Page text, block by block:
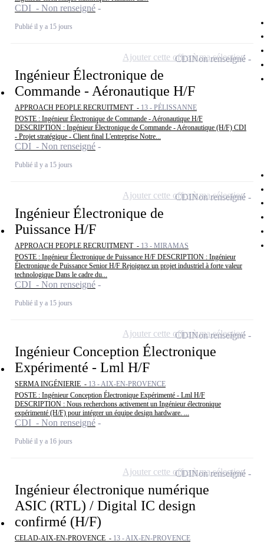
CDI - Non renseigné
Publié il y a 15 jours
Ingénieur Électronique de
Commande - Aéronautique H/F
APPROACH PEOPLE RECRUITMENT - 13 - PÉLISSANNE
POSTE : Ingénieur Électronique de Commande - Aéronautique H/F
DESCRIPTION : Ingénieur Électronique de Commande - Aéronautique (H/F) CDI
- Projet stratégique - Client final L'entreprise Notre...
CDI - Non renseigné
Publié il y a 15 jours
CDINon renseigné
Ajouter cette offre à ma sélection
Ingénieur Électronique de
Puissance H/F
APPROACH PEOPLE RECRUITMENT - 13 - MIRAMAS
POSTE : Ingénieur Électronique de Puissance H/F DESCRIPTION : Ingénieur
Électronique de Puissance Senior H/F Rejoignez un projet industriel à forte valeur
technologique Dans le cadre du...
CDI - Non renseigné
Publié il y a 15 jours
CDINon renseigné
Ajouter cette offre à ma sélection
Ingénieur Conception Électronique
Expérimenté - Lml H/F
SERMA INGÉNIERIE - 13 - AIX-EN-PROVENCE
POSTE : Ingénieur Conception Électronique Expérimenté - Lml H/F
DESCRIPTION : Nous recherchons activement un Ingénieur électronique
expérimenté (H/F) pour intégrer un équipe design hardware. ...
CDI - Non renseigné
Publié il y a 16 jours
CDINon renseigné
Ajouter cette offre à ma sélection
Ingénieur électronique numérique
ASIC (RTL) / Digital IC design
confirmé (H/F)
CELAD-AIX-EN-PROVENCE - 13 - AIX-EN-PROVENCE
CDINon renseigné
Ajouter cette offre à ma sélection